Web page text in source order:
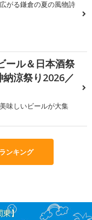
がる鎌倉の夏の風物詩
ール＆日本酒祭
納涼祭り2026／
味しいビールが大集
ンキング
東】